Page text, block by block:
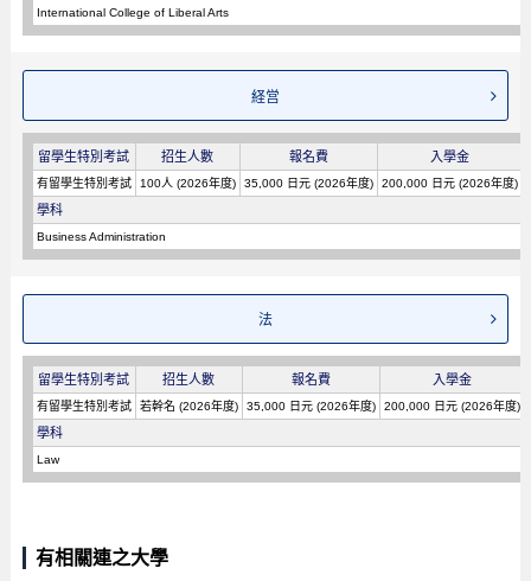
International College of Liberal Arts
経営
留學生特別考試 招生人數 報名費 入學金
有留學生特別考試 100人 (2026年度) 35,000 日元 (2026年度) 200,000 日元 (2026年度)
學科
Business Administration
法
留學生特別考試 招生人數 報名費 入學金
有留學生特別考試 若幹名 (2026年度) 35,000 日元 (2026年度) 200,000 日元 (2026年度)
學科
Law
有相關連之大學